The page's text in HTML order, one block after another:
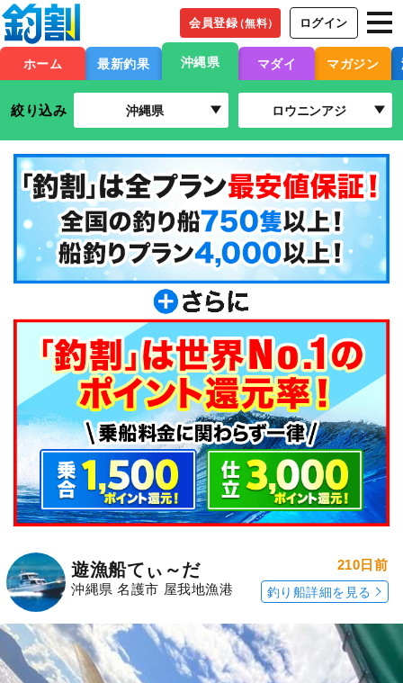
会員登録（無料） ログイン
ホーム 最新釣果 沖縄県 マダイ マガジン
絞り込み 沖縄県 ロウニンアジ
遊漁船てぃ～だ
沖縄県 名護市 屋我地漁港
210日前
釣り船詳細を見る